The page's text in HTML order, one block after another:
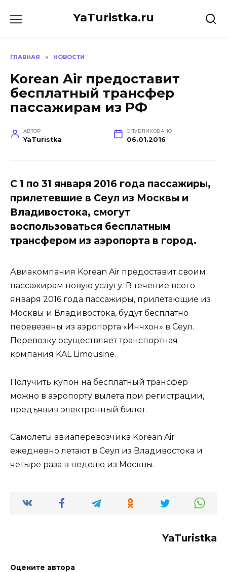
YaTuristka.ru
ГЛАВНАЯ » НОВОСТИ
Korean Air предоставит
бесплатный трансфер
пассажирам из РФ
АВТОР
YaTuristka
ОПУБЛИКОВАНО
06.01.2016
С 1 по 31 января 2016 года пассажиры,
прилетевшие в Сеул из Москвы и
Владивостока, смогут
воспользоваться бесплатным
трансфером из аэропорта в город.
Авиакомпания Korean Air предоставит своим
пассажирам новую услугу. В течение всего
января 2016 года пассажиры, прилетающие из
Москвы и Владивостока, будут бесплатно
перевезены из аэропорта «Инчхон» в Сеул.
Перевозку осуществляет транспортная
компания KAL Limousine.
Получить купон на бесплатный трансфер
можно в аэропорту вылета при регистрации,
предъявив электронный билет.
Самолеты авиаперевозчика Korean Air
ежедневно летают в Сеул из Владивостока и
четыре раза в неделю из Москвы.
YaTuristka
Оцените автора